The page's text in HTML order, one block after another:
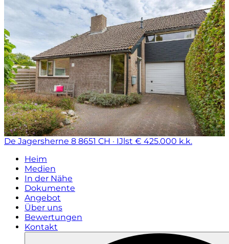
De Jagersherne 8 8651 CH · IJlst € 425.000 k.k.
Heim
Medien
In der Nähe
Dokumente
Angebot
Über uns
Bewertungen
Kontakt